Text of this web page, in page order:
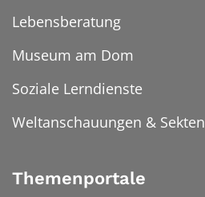
Lebensberatung
Museum am Dom
Soziale Lerndienste
Weltanschauungen & Sekten
Themenportale